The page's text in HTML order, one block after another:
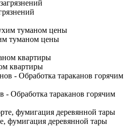
туманом цены
квартиры
- Обработка тараканов горячим
фумигация деревянной тары